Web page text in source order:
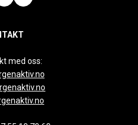
med oss: